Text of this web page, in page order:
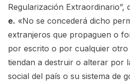
Regularización Extraordinario”,
e. «No se concederá dicho
extranjeros que propaguen o
por escrito o por cualquier otro
tiendan a destruir o alterar por
social del país o su sistema de